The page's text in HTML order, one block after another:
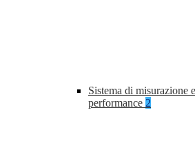
Sistema di misurazione
performance 2